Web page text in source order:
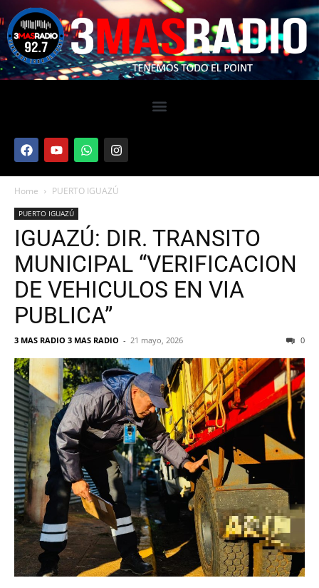
Home PUERTO IGUAZÚ
PUERTO IGUAZÚ
IGUAZÚ: DIR. TRANSITO
MUNICIPAL “VERIFICACION
DE VEHICULOS EN VIA
PUBLICA”
3 MAS RADIO 3 MAS RADIO - 21 mayo, 2026 0